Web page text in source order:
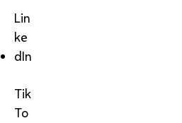
Lin
ke
dIn
Tik
To